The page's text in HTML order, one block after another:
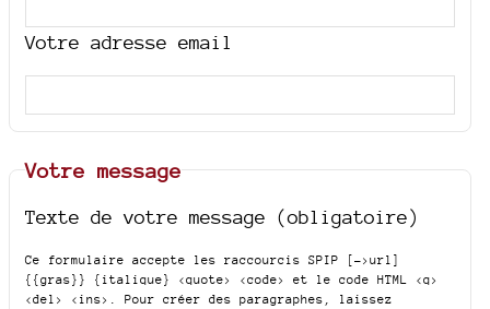
Votre adresse email
Votre message
Texte de votre message (obligatoire)
Ce formulaire accepte les raccourcis SPIP
[->url]
{{gras}} {italique} <quote> <code>
et le code HTML <q>
<del> <ins> . Pour créer des paragraphes, laissez